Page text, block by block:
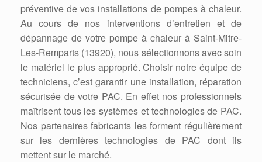
préventive de vos installations de pompes à chaleur.
Au cours de nos interventions d’entretien et de
dépannage de votre pompe à chaleur à Saint-Mitre-
Les-Remparts (13920), nous sélectionnons avec soin
le matériel le plus approprié. Choisir notre équipe de
techniciens, c’est garantir une installation, réparation
sécurisée de votre PAC. En effet nos professionnels
maîtrisent tous les systèmes et technologies de PAC.
Nos partenaires fabricants les forment régulièrement
sur les dernières technologies de PAC dont ils
mettent sur le marché.